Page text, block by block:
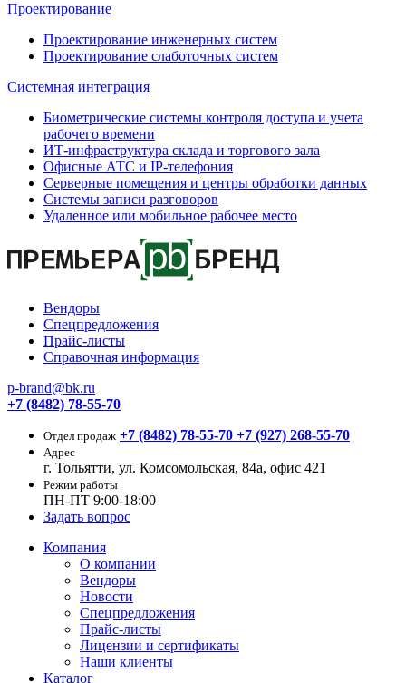
Проектирование
Проектирование инженерных систем
Проектирование слаботочных систем
Системная интеграция
Биометрические системы контроля доступа и учета
рабочего времени
ИТ-инфраструктура склада и торгового зала
Офисные АТС и IP-телефония
Серверные помещения и центры обработки данных
Системы записи разговоров
Удаленное или мобильное рабочее место
Вендоры
Спецпредложения
Прайс-листы
Справочная информация
p-brand@bk.ru
+7 (8482) 78-55-70
Отдел продаж +7 (8482) 78-55-70 +7 (927) 268-55-70
Адрес
г. Тольятти, ул. Комсомольская, 84а, офис 421
Режим работы
ПН-ПТ 9:00-18:00
Задать вопрос
Компания
О компании
Вендоры
Новости
Спецпредложения
Прайс-листы
Лицензии и сертификаты
Наши клиенты
Каталог